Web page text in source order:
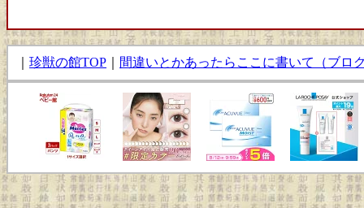
珍獣の館TOP 間違いとかあったらここに書いて（ブロ